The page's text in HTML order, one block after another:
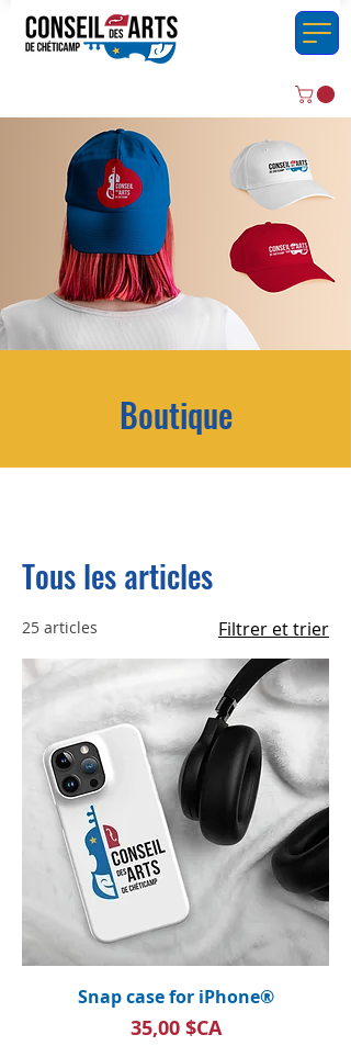
Boutique
Tous les articles
25 articles Filtrer et trier
Snap case for iPhone®
Prix
35,00 $CA